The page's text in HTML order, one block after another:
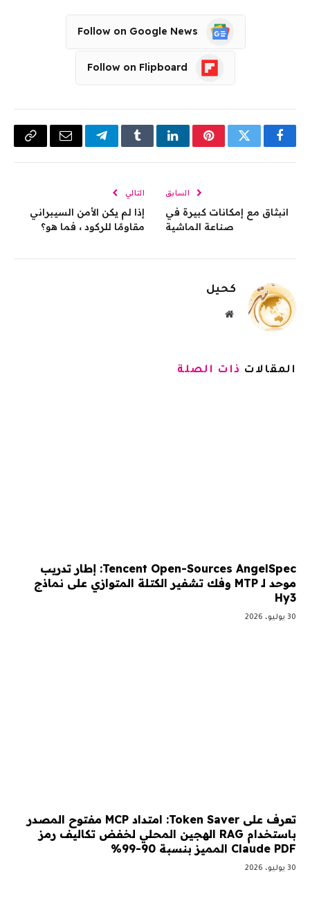
Follow on Google News
Follow on Flipboard
فيسبوكتويتر بينتيريستلينكدإنTumblrتيلقرامالبريد
Copy
السابق
انبثاق مع إمكانات كبيرة في
صناعة الماشية
التالي
إذا لم يكن الأمن السيبراني
مقاومًا للركود ، فما هو؟
كحيل
موقع
المقالات ذات الصلة
Tencent Open-Sources AngelSpec: إطار تدريب
موحد لـ MTP وفك تشفير الكتلة المتوازي على نماذج
Hy3
30 يوليو، 2026
تعرف على Token Saver: امتداد MCP مفتوح المصدر
باستخدام RAG الهجين المحلي لخفض تكاليف رمز
Claude PDF المميز بنسبة 90-99%
30 يوليو، 2026